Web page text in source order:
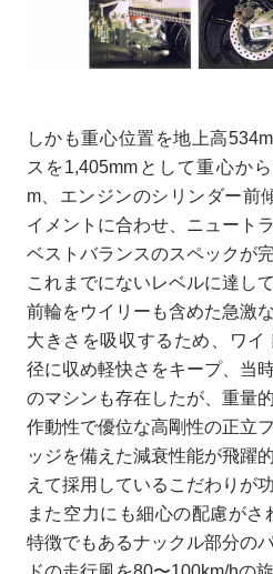
しかも重心位置を地上高
スを1,405mmとして重心か
m、エンジンのシリンダー前
イメントに合わせ、ニュート
ベストバランスのスペックが
これまでにないレベルに達して
前輪をウイリーも含めた急激
大きさを吸収するため、ワ
径に収め軽快さをキープ、当
のマシンも存在したが、重量
作動性で優位な高剛性の正立
ッジを備えた減衰性能が飛躍
えて採用しているこだわりが
また空力にも細心の配慮が
特徴でもあるナックル部分の